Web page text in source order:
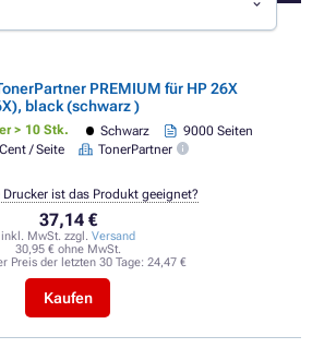
PREMIUM für HP 26X
black (schwarz )
> 10 Stk. Schwarz
9000 Seiten
/ Seite
TonerPartner
37,14 €
inkl. MwSt. zzgl. Versand
30,95 € ohne MwSt.
Preis der letzten 30 Tage: 24,47 €
Kaufen
Drucker ist das Produkt geeignet?